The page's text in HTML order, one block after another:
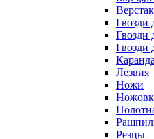
Верстак
Гвозди
Гвозди
Гвозди
Лезвия
Ножи
Резцы